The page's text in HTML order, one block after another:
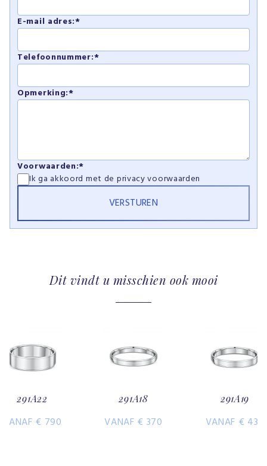
E-mail adres:*
Telefoonnummer:*
Opmerking:*
Voorwaarden:*
Ik ga akkoord met de privacy voorwaarden
Dit vindt u misschien ook mooi
291A22
VANAF € 790
291A18
VANAF € 370
291A19
VANAF € 430